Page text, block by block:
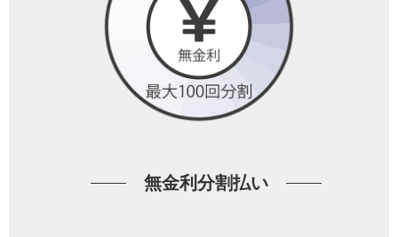
無金利分割払い